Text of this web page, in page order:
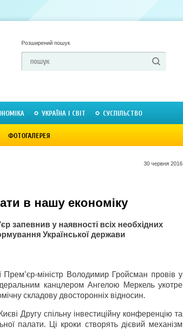
Розширений пошук
УКРАЇНА І СВІТ СУСПІЛЬСТВО
ФОТОГАЛЕРЕЯ
30 червня 2016
в нашу економіку
запевнив у наявності всіх необхідних
Української держави
міністр Володимир Гройсман провів у
канцлером Ангелою Меркель укотре
складову двосторонніх відносин.
Другу спільну інвестиційну конференцію та
палати. Ці кроки створять дієвий механізм